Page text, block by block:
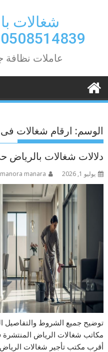
شغالات
0508514839- 0557536152
عاملات نظافة جده
الوسم: ارقام شغالات
دلالات شغالات بالرياض حى
يوليو 1, 2026 manora manara
توضيح جميع الشروط والتفاصيل
مكاتب شغالات الرياض المنتشرة
أقرب مكتب تأجير شغالات